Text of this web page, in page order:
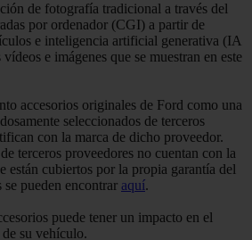
de fotografía tradicional a través del
por ordenador (CGI) a partir de
e inteligencia artificial generativa (IA
e imágenes que se muestran en este
accesorios originales de Ford como una
seleccionados de terceros
con la marca de dicho proveedor.
terceros proveedores no cuentan con la
están cubiertos por la propia garantía del
pueden encontrar aquí.
puede tener un impacto en el
su vehículo.